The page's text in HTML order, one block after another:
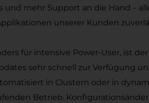
und mehr Support an die Hand –
unserer Kunden
für intensive Power-User, ist
sehr schnell zur Verfügung
in Clustern oder in
Betrieb.